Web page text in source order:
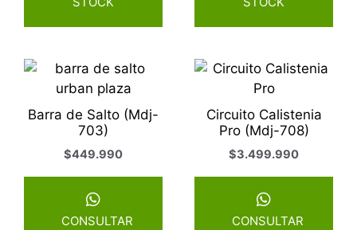
Barra de Salto (Mdj-
703)
$449.990
CONSULTAR
Circuito Calistenia
Pro (Mdj-708)
$3.499.990
CONSULTAR